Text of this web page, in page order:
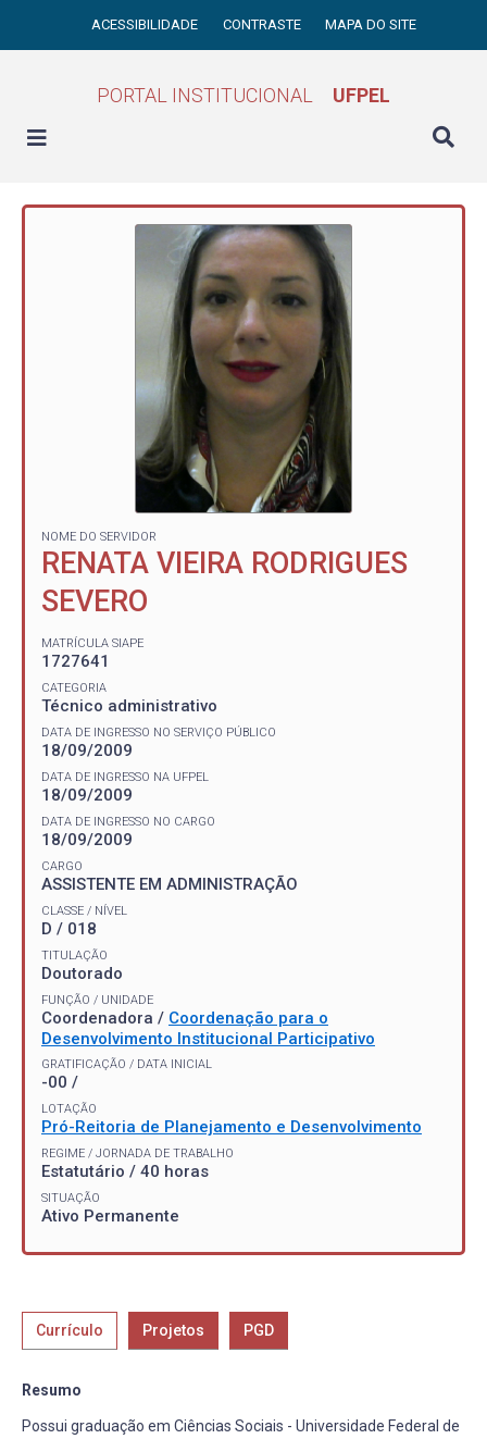
ACESSIBILIDADE CONTRASTE MAPA DO SITE
PORTAL INSTITUCIONAL UFPEL
NOME DO SERVIDOR
RENATA VIEIRA RODRIGUES
SEVERO
MATRÍCULA SIAPE
1727641
CATEGORIA
Técnico administrativo
DATA DE INGRESSO NO SERVIÇO PÚBLICO
18/09/2009
DATA DE INGRESSO NA UFPEL
18/09/2009
DATA DE INGRESSO NO CARGO
18/09/2009
CARGO
ASSISTENTE EM ADMINISTRAÇÃO
CLASSE / NÍVEL
D / 018
TITULAÇÃO
Doutorado
FUNÇÃO / UNIDADE
Coordenadora / Coordenação para o
Desenvolvimento Institucional Participativo
GRATIFICAÇÃO / DATA INICIAL
-00 /
LOTAÇÃO
Pró-Reitoria de Planejamento e Desenvolvimento
REGIME / JORNADA DE TRABALHO
Estatutário / 40 horas
SITUAÇÃO
Ativo Permanente
Currículo Projetos PGD
Resumo
Possui graduação em Ciências Sociais - Universidade Federal de